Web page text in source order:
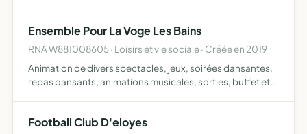
Simplifié) ou …
Ensemble Pour La Voge Les Bains
RNA W881008605 · Loisirs et vie sociale · Créée en 2019
Animation de divers spectacles, jeux, soirées dansantes,
repas dansants, animations musicales, sorties, buffet et
Football Club D'eloyes